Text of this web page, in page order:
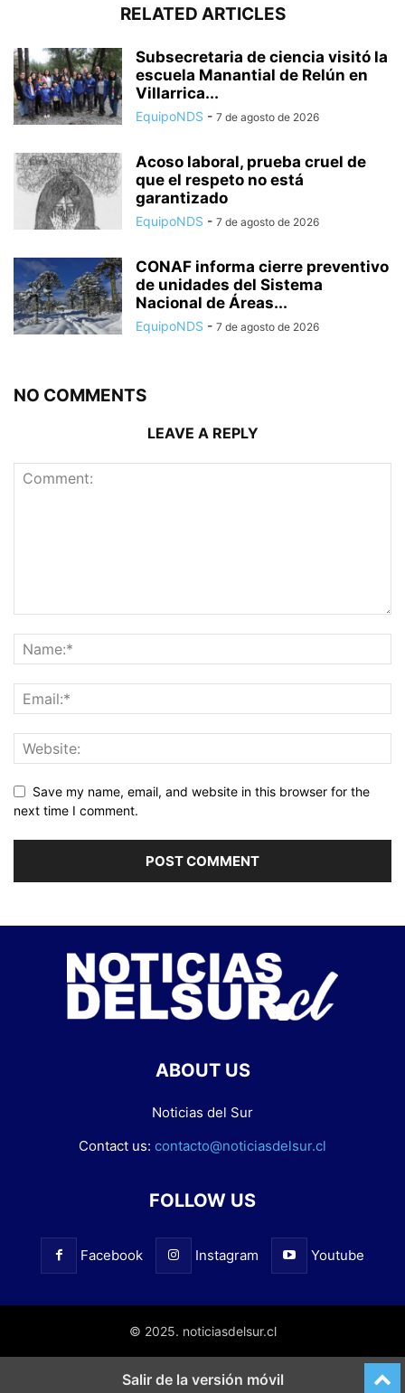
RELATED ARTICLES
Subsecretaria de ciencia visitó la
escuela Manantial de Relún en
Villarrica...
EquipoNDS - 7 de agosto de 2026
Acoso laboral, prueba cruel de
que el respeto no está
garantizado
EquipoNDS - 7 de agosto de 2026
CONAF informa cierre preventivo
de unidades del Sistema
Nacional de Áreas...
EquipoNDS - 7 de agosto de 2026
NO COMMENTS
LEAVE A REPLY
Save my name, email, and website in this browser for the
next time I comment.
ABOUT US
Noticias del Sur
Contact us: contacto@noticiasdelsur.cl
FOLLOW US
Facebook Instagram Youtube
© 2025. noticiasdelsur.cl
Salir de la versión móvil